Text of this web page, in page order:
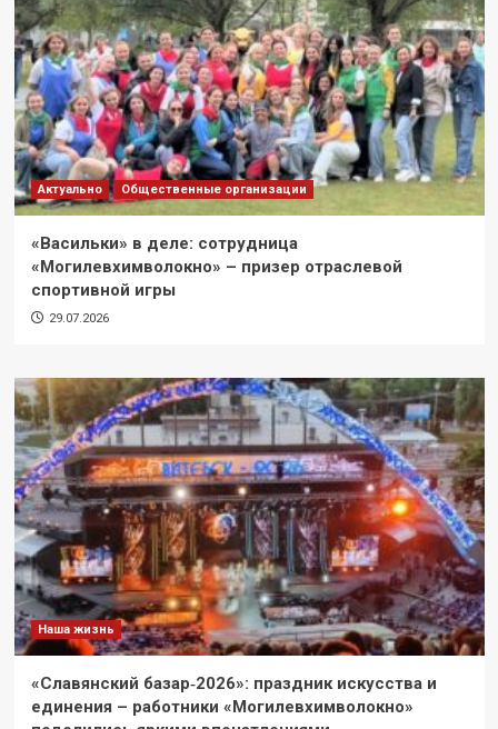
Актуально Общественные организации
«Васильки» в деле: сотрудница
«Могилевхимволокно» – призер отраслевой
спортивной игры
29.07.2026
Наша жизнь
«Славянский базар‑2026»: праздник искусства и
единения – работники «Могилевхимволокно»